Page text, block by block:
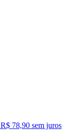
R$ 78,90 sem juros